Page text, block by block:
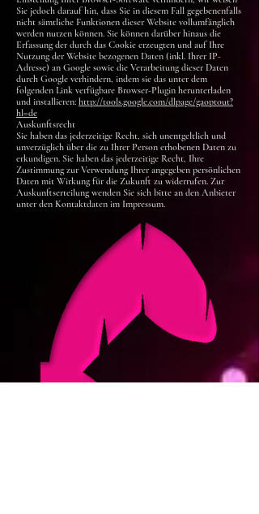
Sie jedoch darauf hin, dass Sie in diesem Fall gegebenenfalls
nicht sämtliche Funktionen dieser Website vollumfänglich
werden nutzen können. Sie können darüber hinaus die
Erfassung der durch das Cookie erzeugten und auf Ihre
Nutzung der Website bezogenen Daten (inkl. Ihrer IP-
Adresse) an Google sowie die Verarbeitung dieser Daten
durch Google verhindern, indem sie das unter dem
folgenden Link verfügbare Browser-Plugin herunterladen
und installieren: http://tools.google.com/dlpage/gaoptout?
hl=de
Auskunftsrecht
Sie haben das jederzeitige Recht, sich unentgeltlich und
unverzüglich über die zu Ihrer Person erhobenen Daten zu
erkundigen. Sie haben das jederzeitige Recht, Ihre
Zustimmung zur Verwendung Ihrer angegeben persönlichen
Daten mit Wirkung für die Zukunft zu widerrufen. Zur
Auskunftserteilung wenden Sie sich bitte an den Anbieter
unter den Kontaktdaten im Impressum.